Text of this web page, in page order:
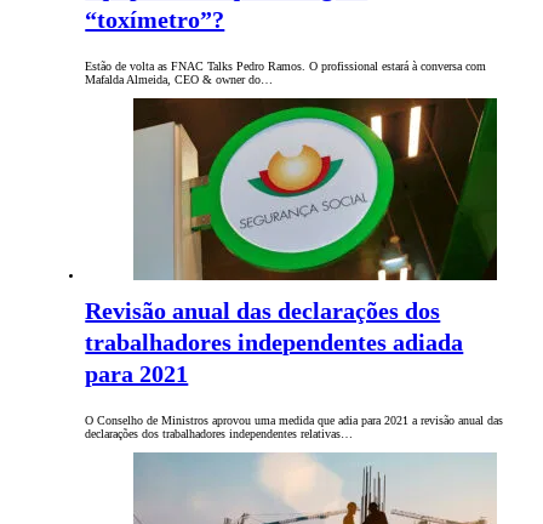
“toxímetro”?
Estão de volta as FNAC Talks Pedro Ramos. O profissional estará à conversa com
Mafalda Almeida, CEO & owner do…
Revisão anual das declarações dos
trabalhadores independentes adiada
para 2021
O Conselho de Ministros aprovou uma medida que adia para 2021 a revisão anual das
declarações dos trabalhadores independentes relativas…